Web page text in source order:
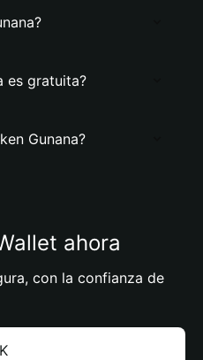
es gratuita?
Gunana?
ahora
con la confianza de